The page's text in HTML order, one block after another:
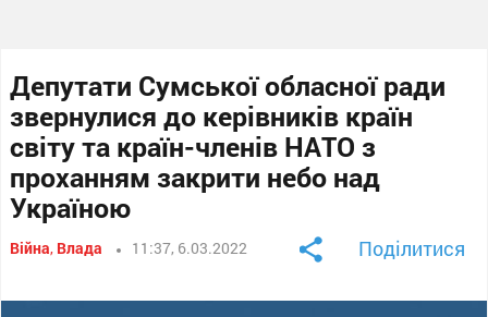
Депутати Сумської обласної ради
звернулися до керівників країн
світу та країн-членів НАТО з
проханням закрити небо над
Україною
Війна, Влада 11:37, 6.03.2022 Поділитися